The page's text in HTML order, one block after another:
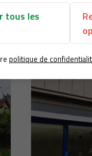
tous les
politique de